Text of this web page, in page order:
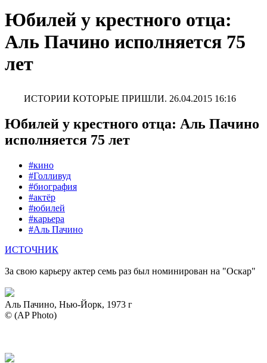
Юбилей у крестного отца:
Аль Пачино исполняется 75
лет
ИСТОРИИ КОТОРЫЕ ПРИШЛИ. 26.04.2015 16:16
Юбилей у крестного отца: Аль Пачино
исполняется 75 лет
#кино
#Голливуд
#биография
#актёр
#юбилей
#карьера
#Аль Пачино
ИСТОЧНИК
За свою карьеру актер семь раз был номинирован на "Оскар"
Аль Пачино, Нью-Йорк, 1973 г
© (AP Photo)